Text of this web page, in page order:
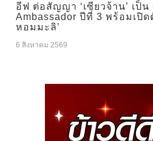
อีฟ ต่อสัญญา ‘เซียวจ้าน’ เป็น
Ambassador ปีที่ 3 พร้อมเปิ
หอมมะลิ’
6 สิงหาคม 2569